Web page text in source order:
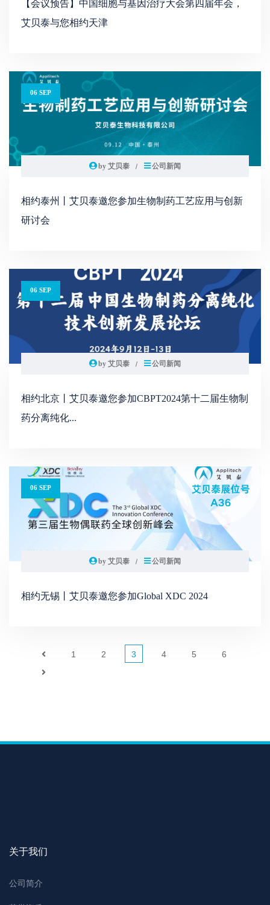
【会议预告】中国细胞与基因治疗大会第四届年会，
艾贝泰与您相约天津
06 SEP
by 艾贝泰 公司新闻
相约泰州丨艾贝泰邀您参加生物制药工艺应用与创新
研讨会
06 SEP
by 艾贝泰 公司新闻
相约北京丨艾贝泰邀您参加CBPT2024第十二届生物制
药分离纯化...
06 SEP
by 艾贝泰 公司新闻
相约无锡丨艾贝泰邀您参加Global XDC 2024
1 2 3 4 5 6
关于我们
公司简介